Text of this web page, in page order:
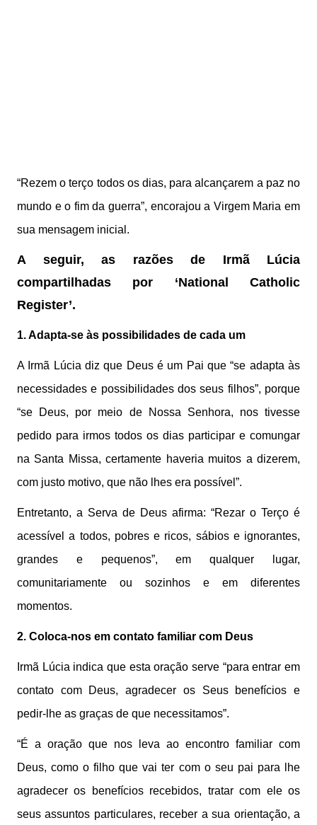
“Rezem o terço todos os dias, para alcançarem a paz no
mundo e o fim da guerra”, encorajou a Virgem Maria em
sua mensagem inicial.
A seguir, as razões de Irmã Lúcia
compartilhadas por ‘National Catholic
Register’.
1. Adapta-se às possibilidades de cada um
A Irmã Lúcia diz que Deus é um Pai que “se adapta às
necessidades e possibilidades dos seus filhos”, porque
“se Deus, por meio de Nossa Senhora, nos tivesse
pedido para irmos todos os dias participar e comungar
na Santa Missa, certamente haveria muitos a dizerem,
com justo motivo, que não lhes era possível”.
Entretanto, a Serva de Deus afirma: “Rezar o Terço é
acessível a todos, pobres e ricos, sábios e ignorantes,
grandes e pequenos”, em qualquer lugar,
comunitariamente ou sozinhos e em diferentes
momentos.
2. Coloca-nos em contato familiar com Deus
Irmã Lúcia indica que esta oração serve “para entrar em
contato com Deus, agradecer os Seus benefícios e
pedir-lhe as graças de que necessitamos”.
“É a oração que nos leva ao encontro familiar com
Deus, como o filho que vai ter com o seu pai para lhe
agradecer os benefícios recebidos, tratar com ele os
seus assuntos particulares, receber a sua orientação, a